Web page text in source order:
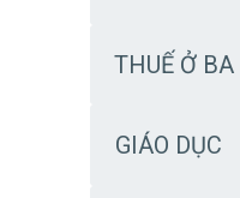
THUẾ Ở
GIÁO DỤC